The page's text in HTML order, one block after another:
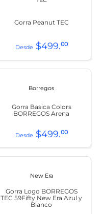
Gorra Peanut TEC
$499.00
Borregos
Gorra Basica Colors
BORREGOS Arena
$499.00
New Era
Gorra Logo BORREGOS
TEC 59Fifty New Era Azul y
Blanco